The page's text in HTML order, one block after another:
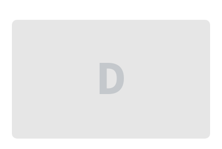
D